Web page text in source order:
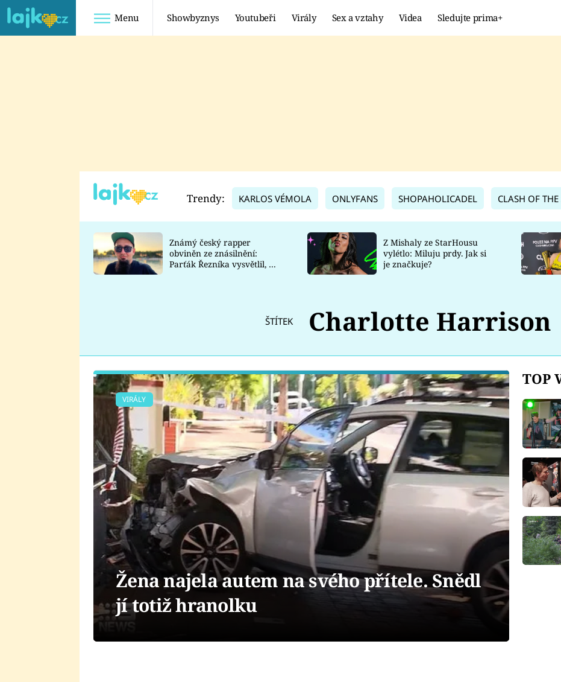
Menu Showbyznys Youtubeři Virály Sex a vztahy Videa Sledujte prima+
TADEÁŠ KUBĚNKA
DATEL
Trendy: KARLOS VÉMOLA ONLYFANS SHOPAHOLICADEL CLASH OF THE
Známý český rapper
obviněn ze znásilnění:
Parťák Řezníka vysvětlil, co
Z Mishaly ze StarHousu
vylétlo: Miluju prdy. Jak si
je značkuje?
ŠTÍTEK Charlotte Harrison
TOP
VIRÁLY
Žena najela autem na svého přítele. Snědl
jí totiž hranolku